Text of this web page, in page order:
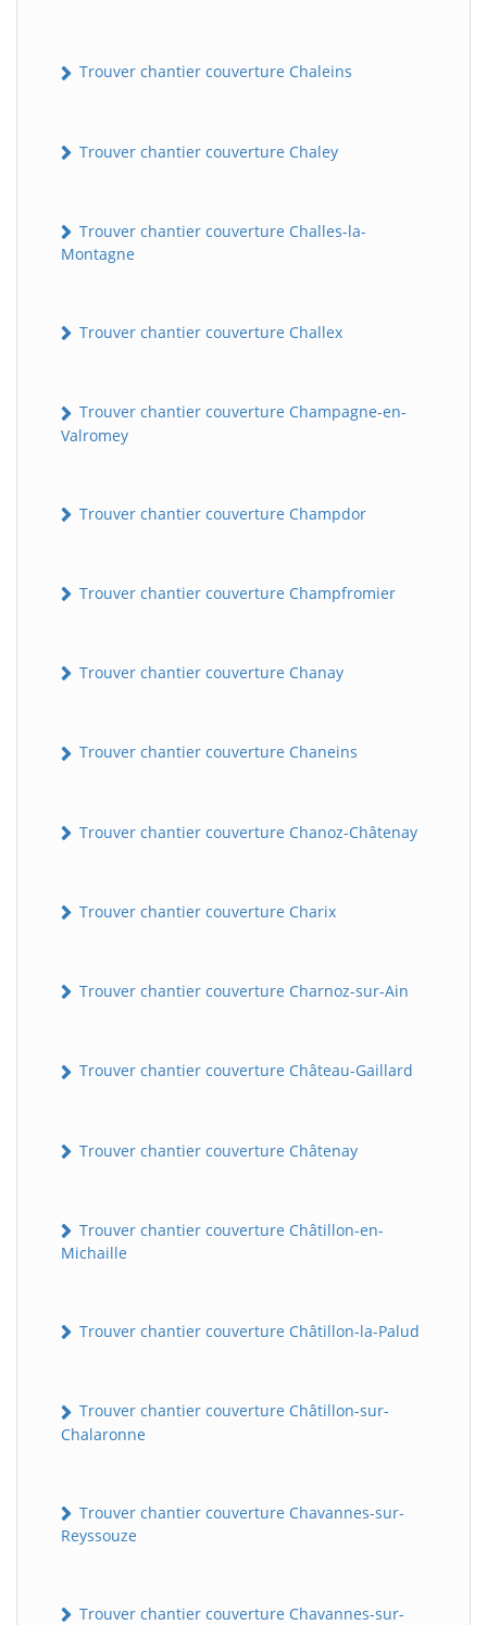
Trouver chantier couverture Chaleins
Trouver chantier couverture Chaley
Trouver chantier couverture Challes-la-
Montagne
Trouver chantier couverture Challex
Trouver chantier couverture Champagne-en-
Valromey
Trouver chantier couverture Champdor
Trouver chantier couverture Champfromier
Trouver chantier couverture Chanay
Trouver chantier couverture Chaneins
Trouver chantier couverture Chanoz-Châtenay
Trouver chantier couverture Charix
Trouver chantier couverture Charnoz-sur-Ain
Trouver chantier couverture Château-Gaillard
Trouver chantier couverture Châtenay
Trouver chantier couverture Châtillon-en-
Michaille
Trouver chantier couverture Châtillon-la-Palud
Trouver chantier couverture Châtillon-sur-
Chalaronne
Trouver chantier couverture Chavannes-sur-
Reyssouze
Trouver chantier couverture Chavannes-sur-